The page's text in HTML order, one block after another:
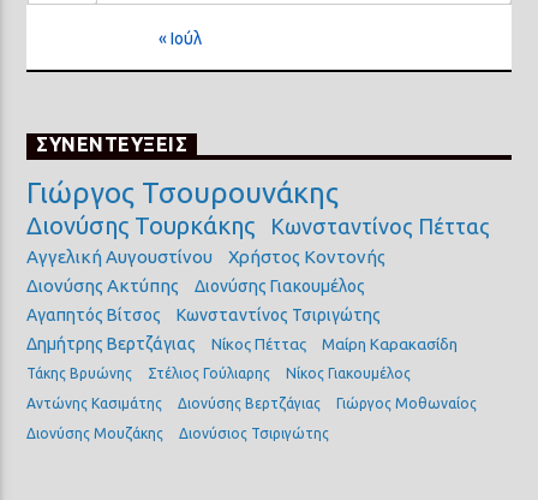
« Ιούλ
ΣΥΝΕΝΤΕΥΞΕΙΣ
Γιώργος Τσουρουνάκης
Διονύσης Τουρκάκης Κωνσταντίνος Πέττας
Αγγελική Αυγουστίνου
Χρήστος Κοντονής
Διονύσης Ακτύπης
Διονύσης Γιακουμέλος
Αγαπητός Βίτσος
Κωνσταντίνος Τσιριγώτης
Δημήτρης Βερτζάγιας
Νίκος Πέττας Μαίρη Καρακασίδη
Τάκης Βρυώνης Στέλιος Γούλιαρης
Νίκος Γιακουμέλος
Αντώνης Κασιμάτης
Διονύσης Βερτζάγιας
Γιώργος Μοθωναίος
Διονύσης Μουζάκης
Διονύσιος Τσιριγώτης